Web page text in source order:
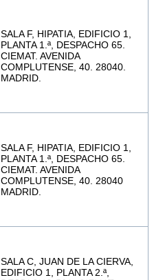
SALA F, HIPATIA, EDIFICIO 1,
PLANTA 1.ª, DESPACHO 65.
CIEMAT. AVENIDA
COMPLUTENSE, 40. 28040.
MADRID.
SALA F, HIPATIA, EDIFICIO 1,
PLANTA 1.ª, DESPACHO 65.
CIEMAT. AVENIDA
COMPLUTENSE, 40. 28040
MADRID.
SALA C, JUAN DE LA CIERVA,
EDIFICIO 1, PLANTA 2.ª,